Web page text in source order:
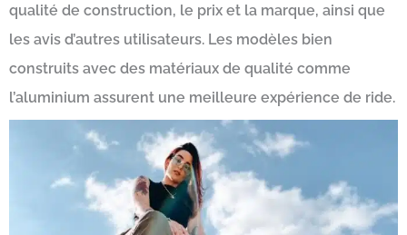
qualité de construction, le prix et la marque, ainsi que
les avis d’autres utilisateurs. Les modèles bien
construits avec des matériaux de qualité comme
l’aluminium assurent une meilleure expérience de ride.